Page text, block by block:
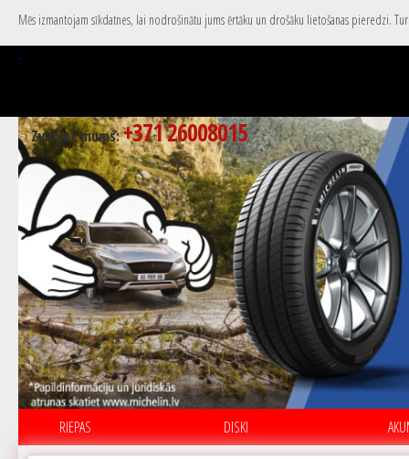
Mēs izmantojam sīkdatnes, lai nodrošinātu jums ērtāku un drošāku lietošanas pieredzi.
Zvaniet mums:+371 26008015
RIEPAS DISKI